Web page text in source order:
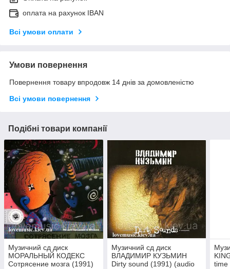
оплата на рахунок IBAN
Всі умови оплати
Умови повернення
Повернення товару впродовж 14 днів за домовленістю
Всі умови повернення
Подібні товари компанії
Музичний сд диск
МОРАЛЬНЫЙ КОДЕКС
Сотрясение мозга (1991)
Музичний сд диск
ВЛАДИМИР КУЗЬМИН
Dirty sound (1991) (audio
time